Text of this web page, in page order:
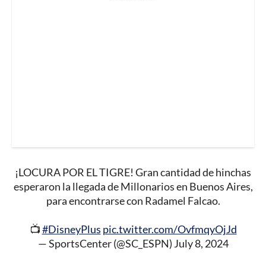
¡LOCURA POR EL TIGRE! Gran cantidad de hinchas
esperaron la llegada de Millonarios en Buenos Aires,
para encontrarse con Radamel Falcao.
📺#DisneyPlus pic.twitter.com/OvfmqyOjJd
— SportsCenter (@SC_ESPN) July 8, 2024